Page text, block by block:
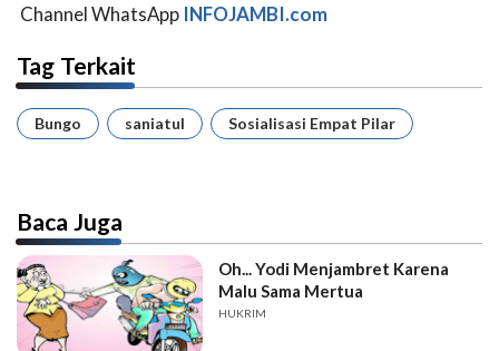
Channel WhatsApp INFOJAMBI.com
Tag Terkait
Bungo saniatul Sosialisasi Empat Pilar
Baca Juga
Oh... Yodi Menjambret Karena
Malu Sama Mertua
HUKRIM